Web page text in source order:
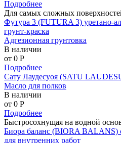
Подробнее
Для самых сложных
Футура 3 (FUTURA 3) уретано-
грунт-краска
Адгезионная грунтовка
В наличии
от 0 P
Подробнее
Сату Лаудесуоя (SATU
Масло для полков
В наличии
от 0 P
Подробнее
Быстросохнущая на водной
Биора баланс (BIORA BALANS)
для внутренних работ